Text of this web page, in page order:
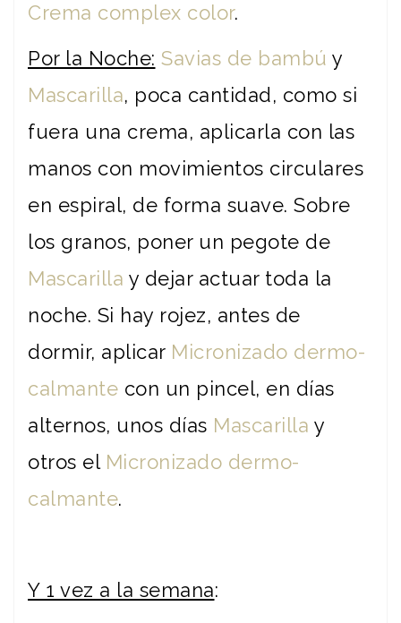
Crema complex color.
Por la Noche: Savias de bambú y
Mascarilla, poca cantidad, como si
fuera una crema, aplicarla con las
manos con movimientos circulares
en espiral, de forma suave. Sobre
los granos, poner un pegote de
Mascarilla y dejar actuar toda la
noche. Si hay rojez, antes de
dormir, aplicar Micronizado dermo-
calmante con un pincel, en días
alternos, unos días Mascarilla y
otros el Micronizado dermo-
calmante.
Y 1 vez a la semana: